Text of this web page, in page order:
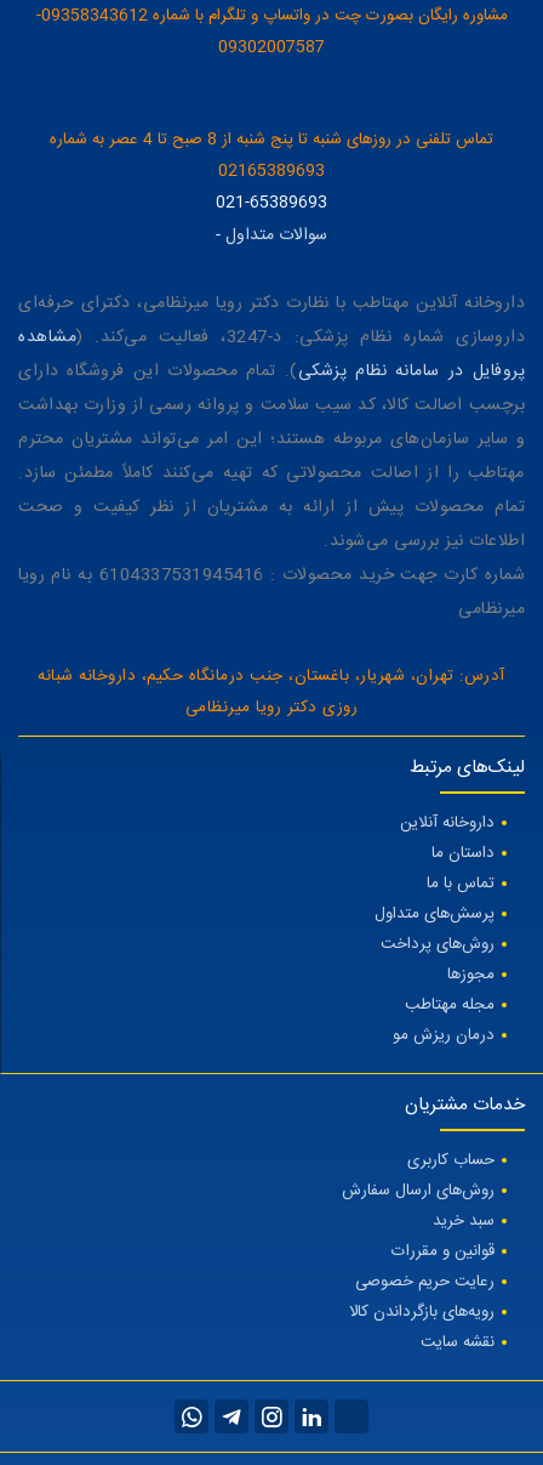
مشاوره رایگان بصورت چت در واتساپ و تلگرام با شماره 09358343612-
09302007587
تماس تلفنی در روزهای شنبه تا پنج شنبه از 8 صبح تا 4 عصر به شماره
02165389693
021-65389693
سوالات متداول-
داروخانه آنلاین مهتاطب با نظارت دکتر رویا میرنظامی، دکترای حرفه‌ای
داروسازی شماره نظام پزشکی: د-3247، فعالیت می‌کند. (
مشاهده
پروفایل در سامانه نظام پزشکی). تمام محصولات این فروشگاه دارای
برچسب اصالت کالا، کد سیب سلامت و پروانه رسمی از وزارت بهداشت
و سایر سازمان‌های مربوطه هستند؛ این امر می‌تواند مشتریان محترم
مهتاطب را از اصالت محصولاتی که تهیه می‌کنند کاملاً مطمئن سازد.
تمام محصولات پیش از ارائه به مشتریان از نظر کیفیت و صحت
اطلاعات نیز بررسی می‌شوند.
شماره کارت جهت خرید محصولات : 6104337531945416 به نام رویا
میرنظامی
آدرس: تهران، شهریار، باغستان، جنب درمانگاه حکیم، داروخانه شبانه
روزی دکتر رویا میرنظامی
لینک‌های مرتبط
داروخانه آنلاین
داستان ما
تماس با ما
پرسش‌های متداول
روش‌های پرداخت
مجوزها
مجله مهتاطب
درمان ریزش مو
خدمات مشتریان
حساب کاربری
روش‌های ارسال سفارش
سبد خرید
قوانین و مقررات
رعایت حریم خصوصی
رویه‌های بازگرداندن کالا
نقشه سایت